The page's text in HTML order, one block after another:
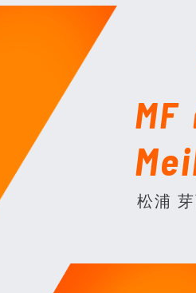
MF
松浦